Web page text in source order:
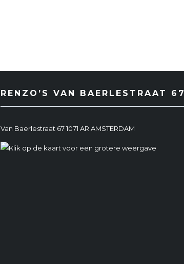
RENZO’S VAN BAERLESTRAAT 67
Van Baerlestraat 67 1071 AR AMSTERDAM